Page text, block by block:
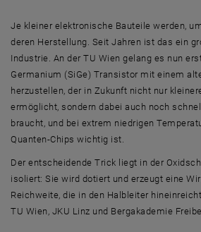
Je kleiner elektronische Bauteile werden,
deren Herstellung. Seit Jahren ist das ein
Industrie. An der TU Wien gelang es nun
Germanium (SiGe) Transistor mit einem
herzustellen, der in Zukunft nicht nur
ermöglicht, sondern dabei auch noch
braucht, und bei extrem niedrigen
Quanten-Chips wichtig ist.
Der entscheidende Trick liegt in der
isoliert: Sie wird dotiert und erzeugt eine
Reichweite, die in den Halbleiter
TU Wien, JKU Linz und Bergakademie